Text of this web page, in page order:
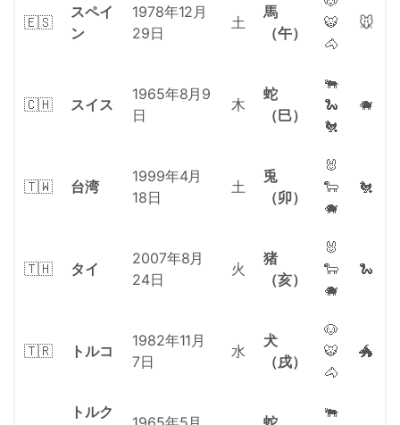
🇪🇸
スペイ
ン
1978年12月
29日
土
馬
（午）
🐯
🐴
🐭
🇨🇭 スイス
1965年8月9
日
木
蛇
（巳）
🐃
🐍
🐔
🐗
🇹🇼 台湾
1999年4月
18日
土
兎
（卯）
🐰
🐑
🐗
🐔
🇹🇭 タイ
2007年8月
24日
火
猪
（亥）
🐰
🐑
🐗
🐍
🇹🇷 トルコ
1982年11月
7日
水
犬
（戌）
🐶
🐯
🐴
🐲
トルク
🐃